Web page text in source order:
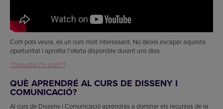
Com pots veure, és un curs molt interessant. No deixis escapar aquesta
oportunitat i aprofita l’oferta disponible durant uns dies.
??Apunta-t’hi ara!!??
QUÈ APRENDRÉ AL CURS DE DISSENY I
COMUNICACIÓ?
Al curs de Disseny i Comunicació aprendràs a dominar els recursos de la